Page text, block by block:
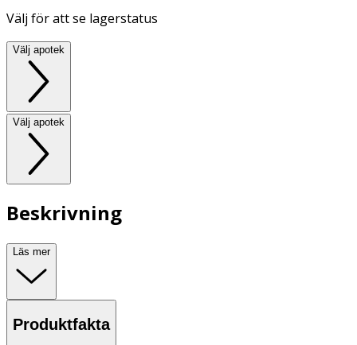
Välj för att se lagerstatus
Välj apotek
Välj apotek
Beskrivning
Läs mer
Produktfakta